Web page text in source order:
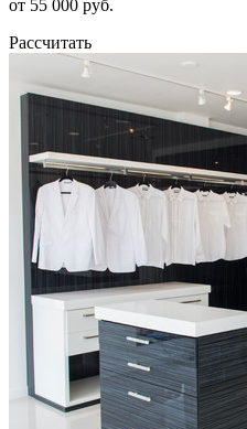
от 55 000 руб.
Рассчитать